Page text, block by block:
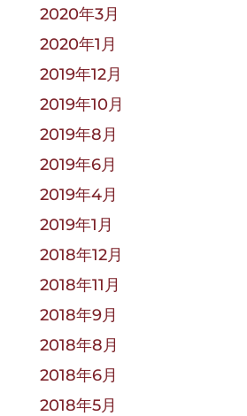
2020年3月
2020年1月
2019年12月
2019年10月
2019年8月
2019年6月
2019年4月
2019年1月
2018年12月
2018年11月
2018年9月
2018年8月
2018年6月
2018年5月